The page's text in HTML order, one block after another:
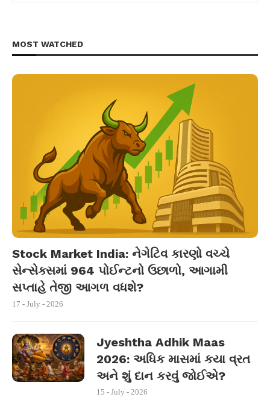
MOST WATCHED
Stock Market India: નેગેટિવ કારણો વચ્ચે
સેન્સેક્સમાં 964 પોઈન્ટનો ઉછાળો, આગામી
સપ્તાહે તેજી આગળ વધશે?
17 - July - 2026
Jyeshtha Adhik Maas
2026: અધિક માસમાં કયા વ્રત
અને શું દાન કરવું જોઈએ?
15 - July - 2026